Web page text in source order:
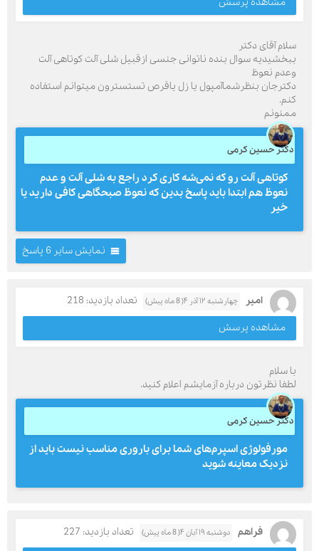
سلام آقای دکتر
ببخشیدیه سوال بنده ناتوانی جنسی ازقبیل شلی آلت کوتاهی آلت
وعدم نعوظ
دکترجان بنظرشماآمپول یا زل یاقرص تستسترون میتوانم استفاده
کنم.
ممنونم
دکتر حسین کرمی
کوتاهی آلت رو که نمی‌شه کاری کرد راجع به شلی آلت و عدم
نعوظ هم ابتدا باید پاسخ بدین که نعوظ صبحگاهی کافی دارید یا
خیر
نمایش سایر 6 پاسخ
امیر چهارشنبه ۱۲ آذر ۴( 8 ماه پیش)
تعداد بازدید: 218
مشاهده پرسش
با سلام
لطفا نظرتون درباره آزمایشم اعلام کنید.
دکتر حسین کرمی
مورفولوژی اسپرم‌های شما برای باروری مناسب نیست باید از
نزدیک معاینه شوید
فراهم دوشنبه ۱۹ آبان ۴( 8 ماه پیش)
تعداد بازدید: 227